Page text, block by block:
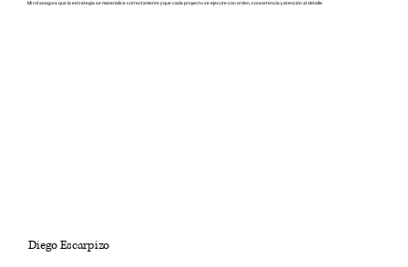
Mi rol asegura que la estrategia se materialice correctamente y que cada proyecto se ejecute con orden, consistencia y atención al detalle.
Diego Escarpizo